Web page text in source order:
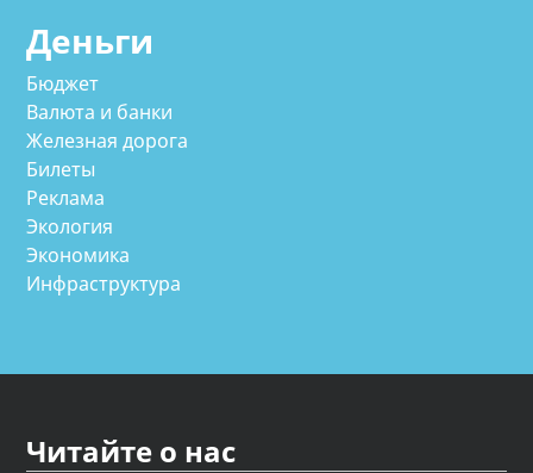
Деньги
Бюджет
Валюта и банки
Железная дорога
Билеты
Реклама
Экология
Экономика
Инфраструктура
Читайте о нас